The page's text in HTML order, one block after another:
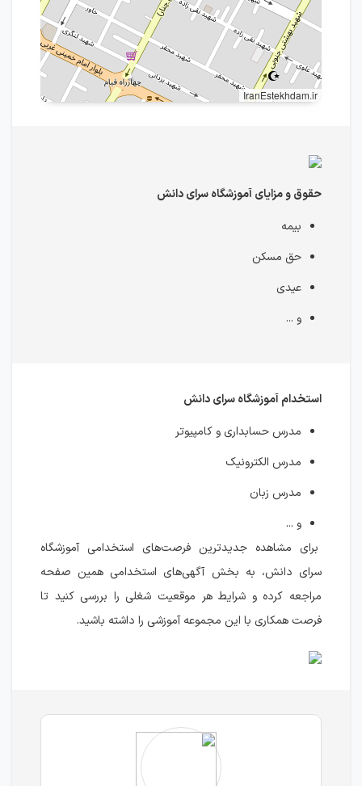
IranEstekhdam.ir
حقوق و مزایای آموزشگاه سرای دانش
بیمه
حق مسکن
عیدی
و ...
استخدام آموزشگاه سرای دانش
مدرس حسابداری و کامپیوتر
مدرس الکترونیک
مدرس زبان
و ...
برای مشاهده جدیدترین فرصت‌های استخدامی آموزشگاه
سرای دانش، به بخش آگهی‌های استخدامی همین صفحه
مراجعه کرده و شرایط هر موقعیت شغلی را بررسی کنید تا
فرصت همکاری با این مجموعه آموزشی را داشته باشید.